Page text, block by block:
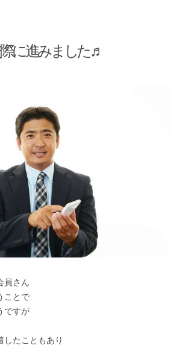
に進みました♬
員さん
ことで
ですが
したこともあり